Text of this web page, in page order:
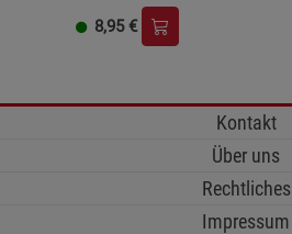
8,95 €
Kontakt
Über uns
Rechtliches
Impressum